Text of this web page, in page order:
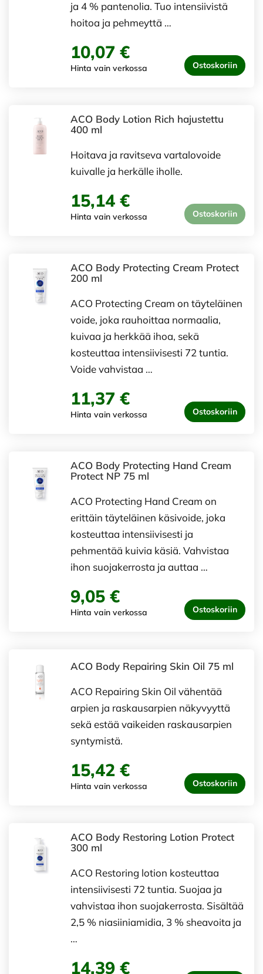
ja 4 % pantenolia. Tuo intensiivistä
hoitoa ja pehmeyttä …
10,07 €
Hinta vain verkossa Ostoskoriin
ACO Body Lotion Rich hajustettu
400 ml
Hoitava ja ravitseva vartalovoide
kuivalle ja herkälle iholle.
15,14 €
Hinta vain verkossa Ostoskoriin
ACO Body Protecting Cream Protect
200 ml
ACO Protecting Cream on täyteläinen
voide, joka rauhoittaa normaalia,
kuivaa ja herkkää ihoa, sekä
kosteuttaa intensiivisesti 72 tuntia.
Voide vahvistaa …
11,37 €
Hinta vain verkossa Ostoskoriin
ACO Body Protecting Hand Cream
Protect NP 75 ml
ACO Protecting Hand Cream on
erittäin täyteläinen käsivoide, joka
kosteuttaa intensiivisesti ja
pehmentää kuivia käsiä. Vahvistaa
ihon suojakerrosta ja auttaa …
9,05 €
Hinta vain verkossa Ostoskoriin
ACO Body Repairing Skin Oil 75 ml
ACO Repairing Skin Oil vähentää
arpien ja raskausarpien näkyvyyttä
sekä estää vaikeiden raskausarpien
syntymistä.
15,42 €
Hinta vain verkossa Ostoskoriin
ACO Body Restoring Lotion Protect
300 ml
ACO Restoring lotion kosteuttaa
intensiivisesti 72 tuntia. Suojaa ja
vahvistaa ihon suojakerrosta. Sisältää
2,5 % niasiiniamidia, 3 % sheavoita ja
…
14,39 €